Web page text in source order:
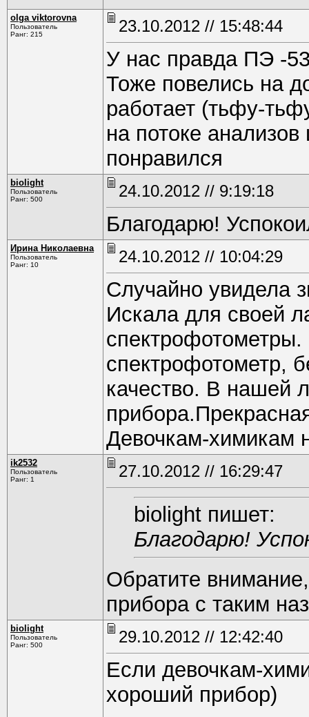
olga viktorovna
Пользователь
Ранг: 215
23.10.2012 // 15:48:44
У нас правда ПЭ -
Тоже повелись на
работает (тьфу-
на потоке
понравился
biolight
Пользователь
Ранг: 500
24.10.2012 // 9:19:18
Благодарю!
Ирина Николаевна
Пользователь
Ранг: 10
24.10.2012 // 10:04:29
Случайно увидела
Искала для своей
спектрофотометр,
качество. В нашей
Девочкам-химикам
ik2532
Пользователь
Ранг: 1
27.10.2012 // 16:29:47
biolight пишет:
Благодарю!
Обратите
прибора с таким
biolight
Пользователь
Ранг: 500
29.10.2012 // 12:42:40
Если девочкам-
хороший прибор)